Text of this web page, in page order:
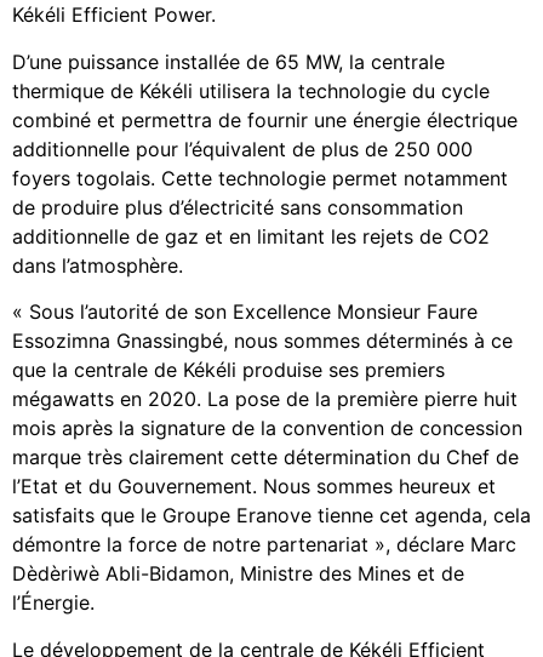
Kékéli Efficient Power.
D’une puissance installée de 65 MW, la centrale
thermique de Kékéli utilisera la technologie du cycle
combiné et permettra de fournir une énergie électrique
additionnelle pour l’équivalent de plus de 250 000
foyers togolais. Cette technologie permet notamment
de produire plus d’électricité sans consommation
additionnelle de gaz et en limitant les rejets de CO2
dans l’atmosphère.
« Sous l’autorité de son Excellence Monsieur Faure
Essozimna Gnassingbé, nous sommes déterminés à ce
que la centrale de Kékéli produise ses premiers
mégawatts en 2020. La pose de la première pierre huit
mois après la signature de la convention de concession
marque très clairement cette détermination du Chef de
l’Etat et du Gouvernement. Nous sommes heureux et
satisfaits que le Groupe Eranove tienne cet agenda, cela
démontre la force de notre partenariat », déclare Marc
Dèdèriwè Abli-Bidamon, Ministre des Mines et de
l’Énergie.
Le développement de la centrale de Kékéli Efficient